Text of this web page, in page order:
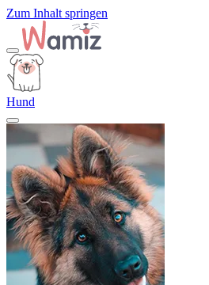
Zum Inhalt springen
Hund